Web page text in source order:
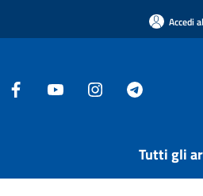
Accedi
Tutti gli